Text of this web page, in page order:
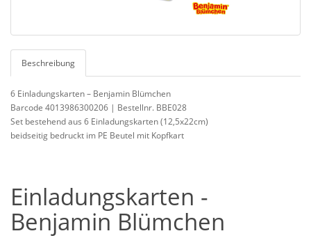
Beschreibung
6 Einladungskarten – Benjamin Blümchen
Barcode 4013986300206 | Bestellnr. BBE028
Set bestehend aus 6 Einladungskarten (12,5x22cm)
beidseitig bedruckt im PE Beutel mit Kopfkart
Einladungskarten -
Benjamin Blümchen